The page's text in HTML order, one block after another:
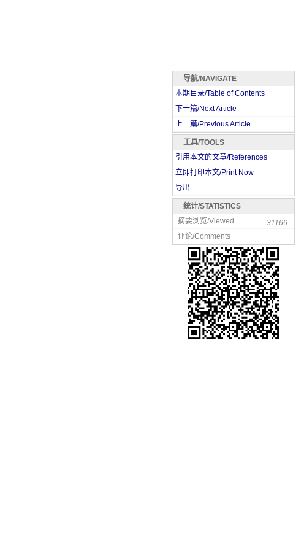
导航/NAVIGATE
本期目录/Table of Contents
下一篇/Next Article
上一篇/Previous Article
工具/TOOLS
引用本文的文章/References
立即打印本文/Print Now
导出
统计/STATISTICS
摘要浏览/Viewed
31166
评论/Comments